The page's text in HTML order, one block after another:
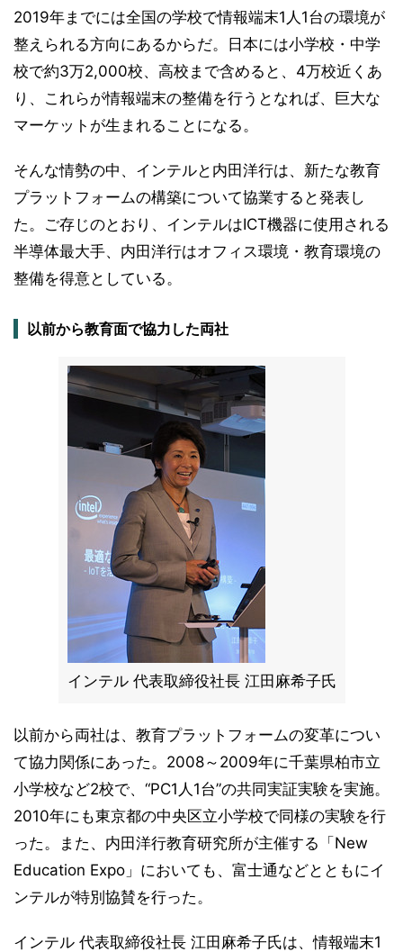
2019年までには全国の学校で情報端末1人1台の環境が
整えられる方向にあるからだ。日本には小学校・中学
校で約3万2,000校、高校まで含めると、4万校近くあ
り、これらが情報端末の整備を行うとなれば、巨大な
マーケットが生まれることになる。
そんな情勢の中、インテルと内田洋行は、新たな教育
プラットフォームの構築について協業すると発表し
た。ご存じのとおり、インテルはICT機器に使用される
半導体最大手、内田洋行はオフィス環境・教育環境の
整備を得意としている。
以前から教育面で協力した両社
インテル 代表取締役社長 江田麻希子氏
以前から両社は、教育プラットフォームの変革につい
て協力関係にあった。2008～2009年に千葉県柏市立
小学校など2校で、“PC1人1台”の共同実証実験を実施。
2010年にも東京都の中央区立小学校で同様の実験を行
った。また、内田洋行教育研究所が主催する「New
Education Expo」においても、富士通などとともにイ
ンテルが特別協賛を行った。
インテル 代表取締役社長 江田麻希子氏は、情報端末1